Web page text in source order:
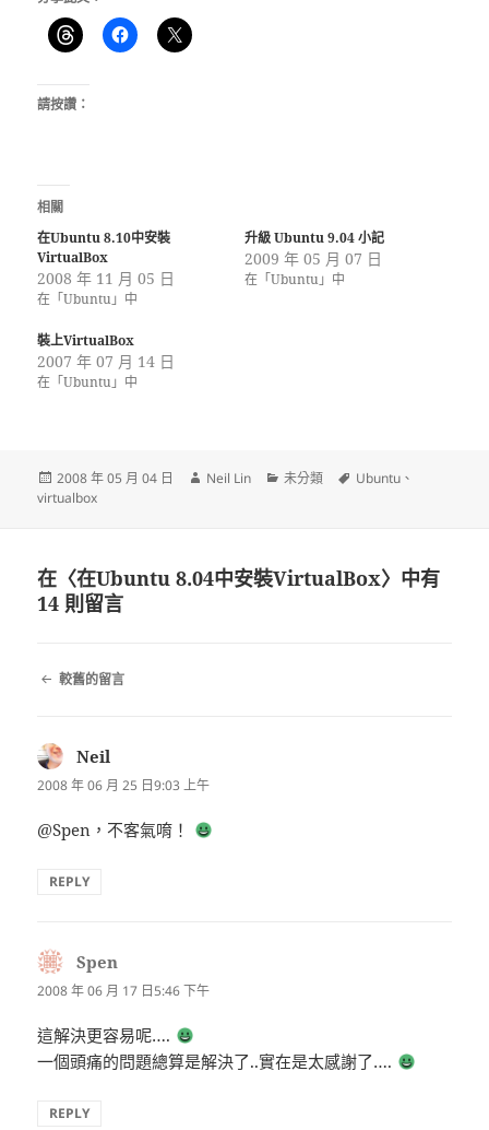
請按讚：
相關
在Ubuntu 8.10中安裝
VirtualBox
2008 年 11 月 05 日
在「Ubuntu」中
升級 Ubuntu 9.04 小記
2009 年 05 月 07 日
在「Ubuntu」中
裝上VirtualBox
2007 年 07 月 14 日
在「Ubuntu」中
發
佈
2008 年 05 月 04 日
作
Neil Lin
分
未分類
標
Ubuntu 、
virtualbox
在〈在Ubuntu 8.04中安裝VirtualBox〉中有
14 則留言
留 較舊的留言
Neil
示:
2008 年 06 月 25 日9:03 上午
@Spen，不客氣唷！
REPLY
Spen
示:
2008 年 06 月 17 日5:46 下午
這解決更容易呢….
一個頭痛的問題總算是解決了..實在是太感謝了….
REPLY